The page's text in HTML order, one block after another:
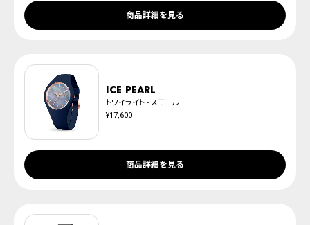
商品詳細を見る
ICE pearl
トワイライト - スモール
¥17,600
商品詳細を見る